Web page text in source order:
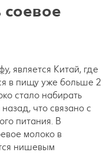
, является Китай, где
в пищу уже больше 2
стало набирать
что связано с
питания. В
молоко в
нишевым